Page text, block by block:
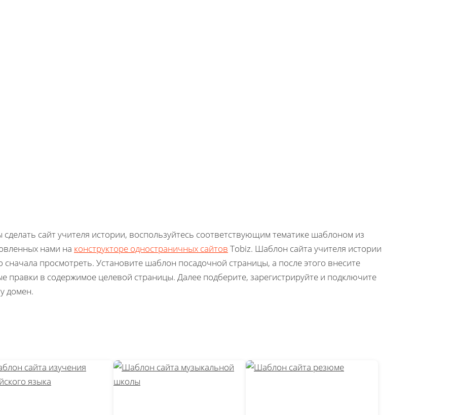
сделать сайт учителя истории, воспользуйтесь соответствующим тематике шаблоном из
нами на конструкторе одностраничных сайтов Tobiz. Шаблон сайта учителя истории
сначала просмотреть. Установите шаблон посадочной страницы, а после этого внесите
правки в содержимое целевой страницы. Далее подберите, зарегистрируйте и подключите
домен.